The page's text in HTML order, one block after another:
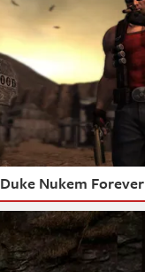
Duke Nukem Forever